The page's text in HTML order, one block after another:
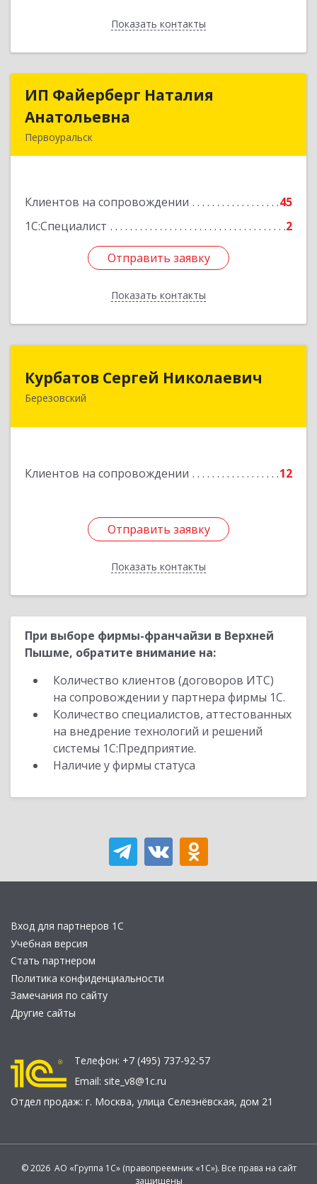
Показать контакты
Назад
ИП Файерберг Наталия
Анатольевна
Первоуральск
Клиентов на сопровождении
45
1С:Специалист
2
Отправить заявку
Показать контакты
ИП Файерберг Наталия
Подробнее
Отправить заявку
Назад
Курбатов Сергей Николаевич
Березовский
Клиентов на сопровождении 12
Отправить заявку
Показать контакты
Курбатов Сергей Николаевич
Отправить заявку
Назад
При выборе фирмы-франчайзи в Верхней
Пышме, обратите внимание на:
Количество клиентов (договоров ИТС)
на сопровождении у партнера фирмы 1С.
Количество специалистов, аттестованных
на внедрение технологий и решений
системы 1С:Предприятие.
Наличие у фирмы статуса
Вход для партнеров 1С
Учебная версия
Стать партнером
Политика конфиденциальности
Замечания по сайту
Другие сайты
Телефон: +7 (495) 737-92-57
Email: site_v8@1c.ru
Отдел продаж: г. Москва, улица Селезнёвская, дом 21
© 2026 АО «Группа 1С» (правопреемник «1С»). Все права на сайт
защищены